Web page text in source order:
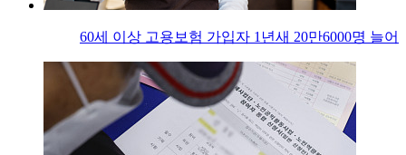
60세 이상 고용보험 가입자 1년새 20만6000명 늘어